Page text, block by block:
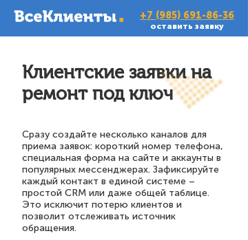
+7 (985) 691-86-36
оставить заявку
Клиентские заявки на
ремонт под ключ
Сразу создайте несколько каналов для
приема заявок: короткий номер телефона,
специальная форма на сайте и аккаунты в
популярных мессенджерах. Зафиксируйте
каждый контакт в единой системе –
простой CRM или даже общей таблице.
Это исключит потерю клиентов и
позволит отслеживать источник
обращения.